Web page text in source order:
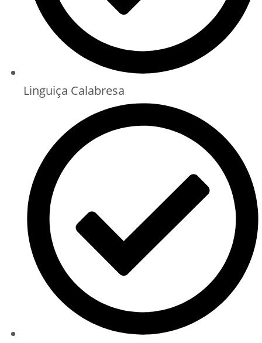
Linguiça Calabresa